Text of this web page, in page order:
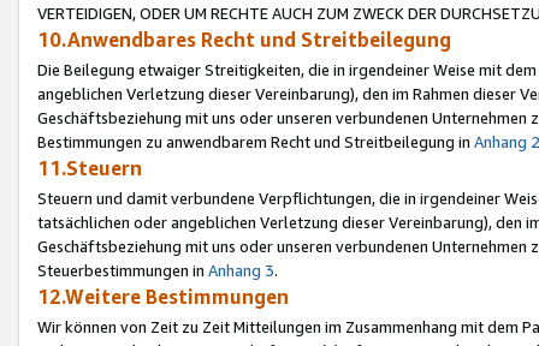
VERTEIDIGEN, ODER UM RECHTE AUCH ZUM ZWECK DER
10.Anwendbares Recht und Streitbeilegung
Die Beilegung etwaiger Streitigkeiten, die in irgendeiner Weise mit
angeblichen Verletzung dieser Vereinbarung), den im Rahmen dieser
Geschäftsbeziehung mit uns oder unseren verbundenen
Bestimmungen zu anwendbarem Recht und Streitbeilegung in Anhang 2
11.Steuern
Steuern und damit verbundene Verpflichtungen, die in irgendeiner
tatsächlichen oder angeblichen Verletzung dieser Vereinbarung), den
Geschäftsbeziehung mit uns oder unseren verbundenen
Steuerbestimmungen in Anhang 3.
12.Weitere Bestimmungen
Wir können von Zeit zu Zeit Mitteilungen im Zusammenhang mit dem